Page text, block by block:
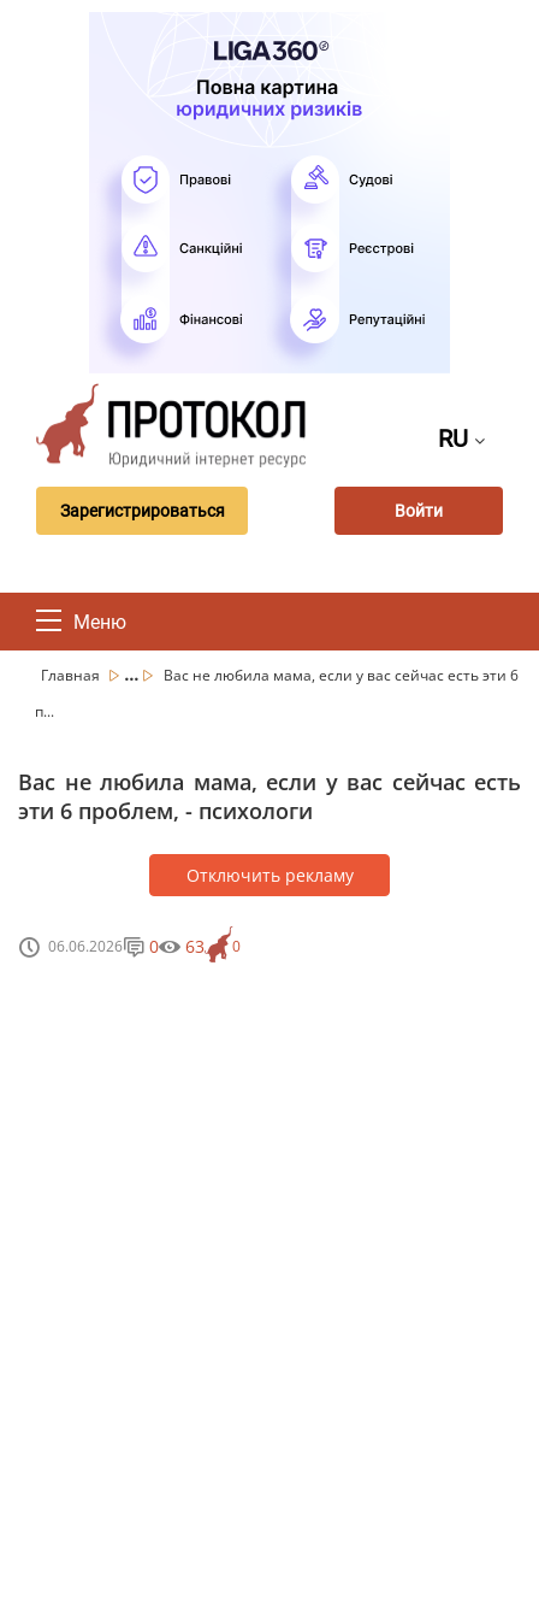
RU
Зарегистрироваться Войти
Меню
Главная ...
Вас не любила мама, если у вас сейчас есть эти 6
п...
Вас не любила мама, если у вас сейчас есть
эти 6 проблем, - психологи
Отключить рекламу
06.06.2026 0
0 63